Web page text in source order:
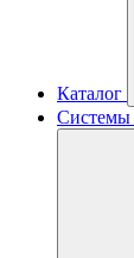
Каталог
Системы